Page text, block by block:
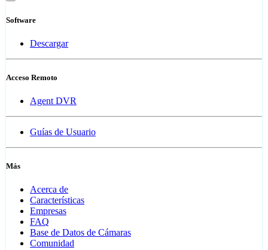
Software
Descargar
Acceso Remoto
Agent DVR
Guías de Usuario
Más
Acerca de
Características
Empresas
FAQ
Base de Datos de Cámaras
Comunidad